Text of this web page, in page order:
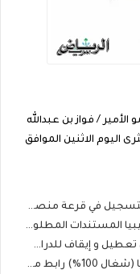
/ فواز بن عبدالله
اليوم الاثنين الموافق
اجازة بالمدارس حتى يوم السبت